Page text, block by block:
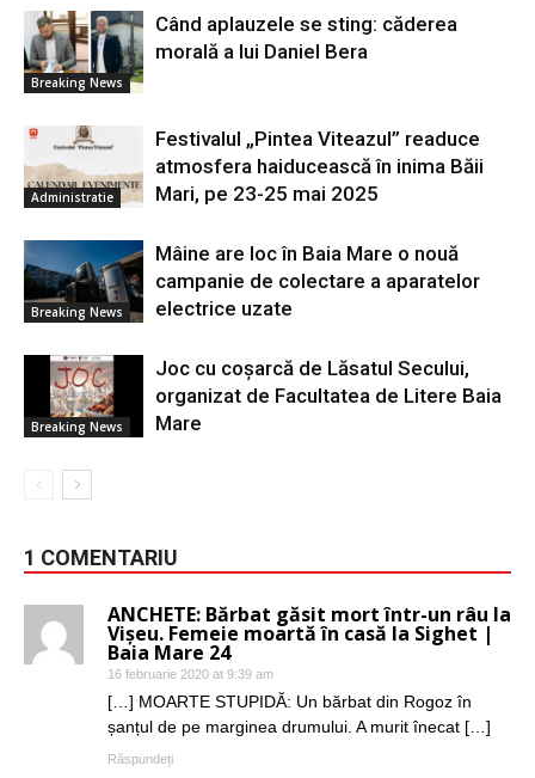
Breaking News
Când aplauzele se sting: căderea
morală a lui Daniel Bera
Administratie
Festivalul „Pintea Viteazul” readuce
atmosfera haiducească în inima Băii
Mari, pe 23-25 mai 2025
Breaking News
Mâine are loc în Baia Mare o nouă
campanie de colectare a aparatelor
electrice uzate
Breaking News
Joc cu coșarcă de Lăsatul Secului,
organizat de Facultatea de Litere Baia
Mare
1 COMENTARIU
ANCHETE: Bărbat găsit mort într-un râu la
Vișeu. Femeie moartă în casă la Sighet |
Baia Mare 24
16 februarie 2020 at 9:39 am
[…] MOARTE STUPIDĂ: Un bărbat din Rogoz în
șanțul de pe marginea drumului. A murit înecat […]
Răspundeți